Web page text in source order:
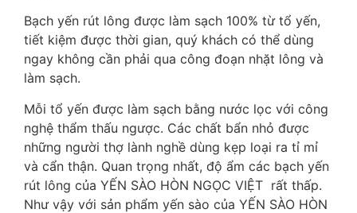
Bạch yến rút lông được làm sạch 100% từ tổ yến,
tiết kiệm được thời gian, quý khách có thể dùng
ngay không cần phải qua công đoạn nhặt lông và
làm sạch.
Mỗi tổ yến được làm sạch bằng nước lọc với công
nghệ thẩm thấu ngược. Các chất bẩn nhỏ được
những người thợ lành nghề dùng kẹp loại ra tỉ mỉ
và cẩn thận. Quan trọng nhất, độ ẩm các bạch yến
rút lông của YẾN SÀO HÒN NGỌC VIỆT rất thấp.
Như vậy với sản phẩm yến sào của YẾN SÀO HÒN